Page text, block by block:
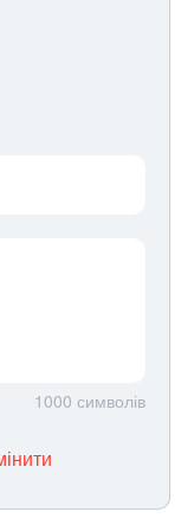
1000 символів